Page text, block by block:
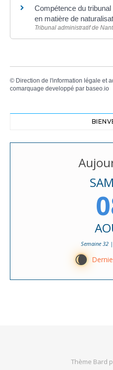
Compétence du
en matière de
Tribunal administratif de
© Direction de l'information légale et
comarquage developpé par baseo.io
Semaine 32
W
Thème Bard